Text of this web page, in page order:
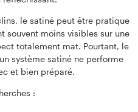
le satiné peut être pratique
souvent moins visibles sur une
totalement mat. Pourtant, le
système satiné ne performe
et bien préparé.
: